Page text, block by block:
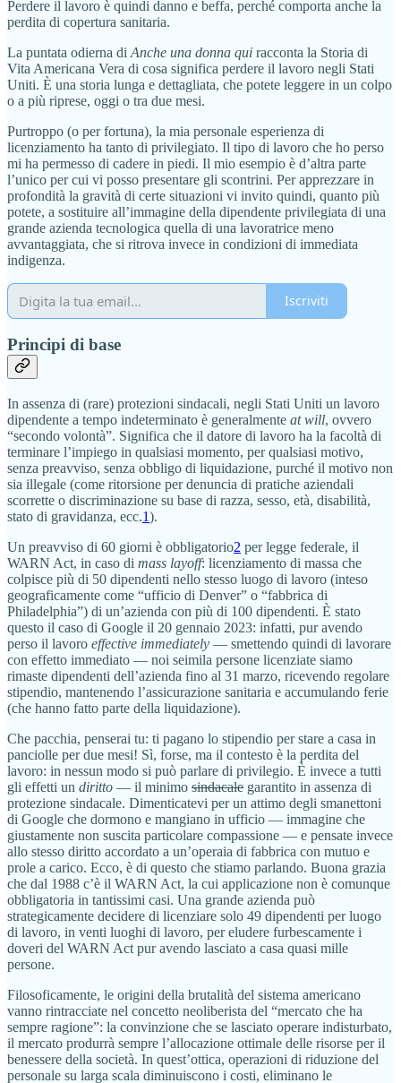
Perdere il lavoro è quindi danno e beffa, perché comporta anche la
perdita di copertura sanitaria.
La puntata odierna di Anche una donna qui racconta la Storia di
Vita Americana Vera di cosa significa perdere il lavoro negli Stati
Uniti. È una storia lunga e dettagliata, che potete leggere in un colpo
o a più riprese, oggi o tra due mesi.
Purtroppo (o per fortuna), la mia personale esperienza di
licenziamento ha tanto di privilegiato. Il tipo di lavoro che ho perso
mi ha permesso di cadere in piedi. Il mio esempio è d’altra parte
l’unico per cui vi posso presentare gli scontrini. Per apprezzare in
profondità la gravità di certe situazioni vi invito quindi, quanto più
potete, a sostituire all’immagine della dipendente privilegiata di una
grande azienda tecnologica quella di una lavoratrice meno
avvantaggiata, che si ritrova invece in condizioni di immediata
indigenza.
Iscriviti
Principi di base
In assenza di (rare) protezioni sindacali, negli Stati Uniti un lavoro
dipendente a tempo indeterminato è generalmente at will, ovvero
“secondo volontà”. Significa che il datore di lavoro ha la facoltà di
terminare l’impiego in qualsiasi momento, per qualsiasi motivo,
senza preavviso, senza obbligo di liquidazione, purché il motivo non
sia illegale (come ritorsione per denuncia di pratiche aziendali
scorrette o discriminazione su base di razza, sesso, età, disabilità,
stato di gravidanza, ecc.1).
Un preavviso di 60 giorni è obbligatorio2 per legge federale, il
WARN Act, in caso di mass layoff: licenziamento di massa che
colpisce più di 50 dipendenti nello stesso luogo di lavoro (inteso
geograficamente come “ufficio di Denver” o “fabbrica di
Philadelphia”) di un’azienda con più di 100 dipendenti. È stato
questo il caso di Google il 20 gennaio 2023: infatti, pur avendo
perso il lavoro effective immediately — smettendo quindi di lavorare
con effetto immediato — noi seimila persone licenziate siamo
rimaste dipendenti dell’azienda fino al 31 marzo, ricevendo regolare
stipendio, mantenendo l’assicurazione sanitaria e accumulando ferie
(che hanno fatto parte della liquidazione).
Che pacchia, penserai tu: ti pagano lo stipendio per stare a casa in
panciolle per due mesi! Sì, forse, ma il contesto è la perdita del
lavoro: in nessun modo si può parlare di privilegio. È invece a tutti
gli effetti un diritto — il minimo sindacale garantito in assenza di
protezione sindacale. Dimenticatevi per un attimo degli smanettoni
di Google che dormono e mangiano in ufficio — immagine che
giustamente non suscita particolare compassione — e pensate invece
allo stesso diritto accordato a un’operaia di fabbrica con mutuo e
prole a carico. Ecco, è di questo che stiamo parlando. Buona grazia
che dal 1988 c’è il WARN Act, la cui applicazione non è comunque
obbligatoria in tantissimi casi. Una grande azienda può
strategicamente decidere di licenziare solo 49 dipendenti per luogo
di lavoro, in venti luoghi di lavoro, per eludere furbescamente i
doveri del WARN Act pur avendo lasciato a casa quasi mille
persone.
Filosoficamente, le origini della brutalità del sistema americano
vanno rintracciate nel concetto neoliberista del “mercato che ha
sempre ragione”: la convinzione che se lasciato operare indisturbato,
il mercato produrrà sempre l’allocazione ottimale delle risorse per il
benessere della società. In quest’ottica, operazioni di riduzione del
personale su larga scala diminuiscono i costi, eliminano le